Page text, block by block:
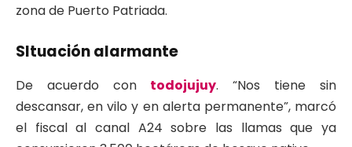
zona de Puerto Patriada.
SItuación alarmante
De acuerdo con todojujuy. “Nos tiene sin
descansar, en vilo y en alerta permanente”, marcó
el fiscal al canal A24 sobre las llamas que ya